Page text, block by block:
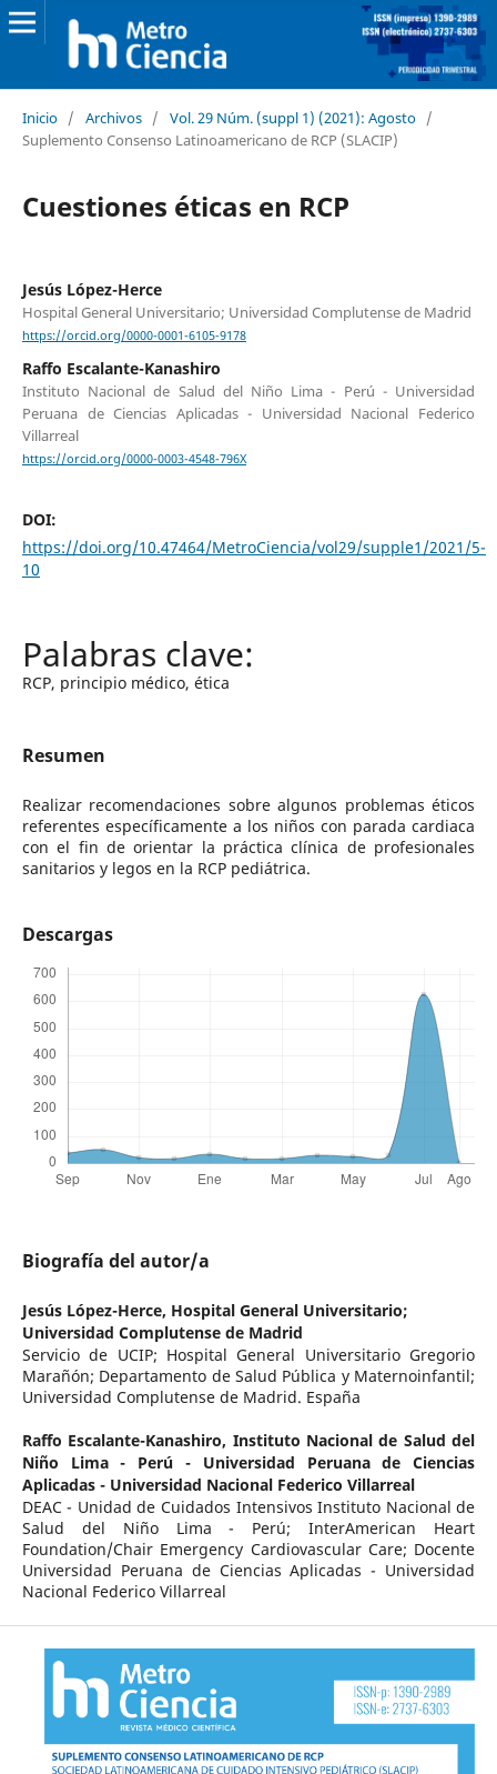
Inicio / Archivos / Vol. 29 Núm. (suppl 1) (2021): Agosto /
Suplemento Consenso Latinoamericano de RCP (SLACIP)
Cuestiones éticas en RCP
Jesús López-Herce
Hospital General Universitario; Universidad Complutense de Madrid
https://orcid.org/0000-0001-6105-9178
Raffo Escalante-Kanashiro
Instituto Nacional de Salud del Niño Lima - Perú - Universidad
Peruana de Ciencias Aplicadas - Universidad Nacional Federico
Villarreal
https://orcid.org/0000-0003-4548-796X
DOI:
https://doi.org/10.47464/MetroCiencia/vol29/supple1/2021/5-
10
RCP, principio médico, ética
Resumen
Realizar recomendaciones sobre algunos problemas éticos
referentes específicamente a los niños con parada cardiaca
con el fin de orientar la práctica clínica de profesionales
sanitarios y legos en la RCP pediátrica.
Descargas
Biografía del autor/a
Jesús López-Herce, Hospital General Universitario;
Universidad Complutense de Madrid
Servicio de UCIP; Hospital General Universitario Gregorio
Marañón; Departamento de Salud Pública y Maternoinfantil;
Universidad Complutense de Madrid. España
Raffo Escalante-Kanashiro, Instituto Nacional de Salud del
Niño Lima - Perú - Universidad Peruana de Ciencias
Aplicadas - Universidad Nacional Federico Villarreal
DEAC - Unidad de Cuidados Intensivos Instituto Nacional de
Salud del Niño Lima - Perú; InterAmerican Heart
Foundation/Chair Emergency Cardiovascular Care; Docente
Universidad Peruana de Ciencias Aplicadas - Universidad
Nacional Federico Villarreal